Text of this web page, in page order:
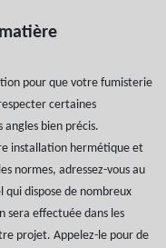
pour que votre fumisterie
certaines
angles bien précis.
installation hermétique et
normes, adressez-vous au
qui dispose de nombreux
sera effectuée dans les
projet. Appelez-le pour de